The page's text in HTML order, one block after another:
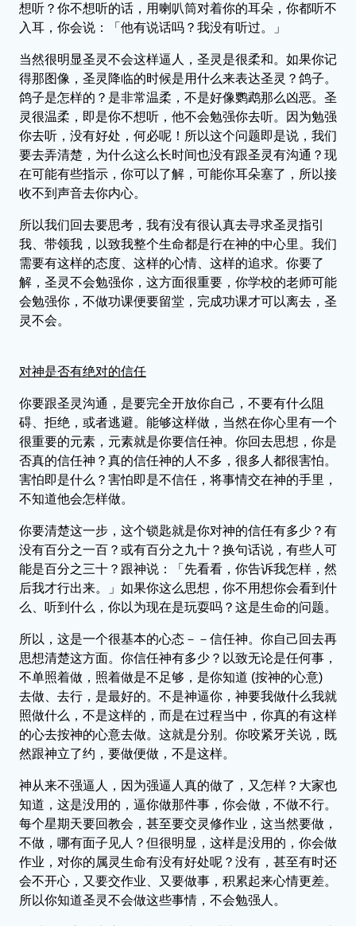
想听？你不想听的话，用喇叭筒对着你的耳朵，你都听不
入耳，你会说：「他有说话吗？我没有听过。」
当然很明显圣灵不会这样逼人，圣灵是很柔和。如果你记
得那图像，圣灵降临的时候是用什么来表达圣灵？鸽子。
鸽子是怎样的？是非常温柔，不是好像鹦鹉那么凶恶。圣
灵很温柔，即是你不想听，他不会勉强你去听。因为勉强
你去听，没有好处，何必呢！所以这个问题即是说，我们
要去弄清楚，为什么这么长时间也没有跟圣灵有沟通？现
在可能有些指示，你可以了解，可能你耳朵塞了，所以接
收不到声音去你内心。
所以我们回去要思考，我有没有很认真去寻求圣灵指引
我、带领我，以致我整个生命都是行在神的中心里。我们
需要有这样的态度、这样的心情、这样的追求。你要了
解，圣灵不会勉强你，这方面很重要，你学校的老师可能
会勉强你，不做功课便要留堂，完成功课才可以离去，圣
灵不会。
对神是否有绝对的信任
你要跟圣灵沟通，是要完全开放你自己，不要有什么阻
碍、拒绝，或者逃避。能够这样做，当然在你心里有一个
很重要的元素，元素就是你要信任神。你回去思想，你是
否真的信任神？真的信任神的人不多，很多人都很害怕。
害怕即是什么？害怕即是不信任，将事情交在神的手里，
不知道他会怎样做。
你要清楚这一步，这个锁匙就是你对神的信任有多少？有
没有百分之一百？或有百分之九十？换句话说，有些人可
能是百分之三十？跟神说：「先看看，你告诉我怎样，然
后我才行出来。」如果你这么思想，你不用想你会看到什
么、听到什么，你以为现在是玩耍吗？这是生命的问题。
所以，这是一个很基本的心态－－信任神。你自己回去再
思想清楚这方面。你信任神有多少？以致无论是任何事，
不单照着做，照着做是不足够，是你知道 (按神的心意)
去做、去行，是最好的。不是神逼你，神要我做什么我就
照做什么，不是这样的，而是在过程当中，你真的有这样
的心去按神的心意去做。这就是分别。你咬紧牙关说，既
然跟神立了约，要做便做，不是这样。
神从来不强逼人，因为强逼人真的做了，又怎样？大家也
知道，这是没用的，逼你做那件事，你会做，不做不行。
每个星期天要回教会，甚至要交灵修作业，这当然要做，
不做，哪有面子见人？但很明显，这样是没用的，你会做
作业，对你的属灵生命有没有好处呢？没有，甚至有时还
会不开心，又要交作业、又要做事，积累起来心情更差。
所以你知道圣灵不会做这些事情，不会勉强人。